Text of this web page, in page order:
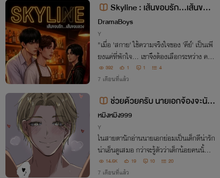
Skyline : เส้นขอบรัก...เส้นขอบ
ลวง
DramaBoys
Y
"เมื่อ 'สกาย' ใช้ความจริงใจของ 'คีย์' เป็นเพี
ยงแค่ที่พักใจ... เขาจึงต้องเลือกระหว่าง ควา
มจริงที่โหดร้าย หรือ ความรักที่ซื่อสัตย์ บนเ
ส้นขอบลวงที่เต็มไปด้วยรอยแผล... และคว
392 1 1 4
7 เดือนที่แล้ว
ช่วยด้วยครับ นายเอกจ้องจะนัว
ผม(ไกด์Xเซนติเนล)
หมิงหมิง999
Y
ในสายตานักอ่านนายเอกย่อมเป็นเด็กดีน่ารัก
น่าเอ็นดูเสมอ กว่าจะรู้ตัวว่าเด็กน้อยคนนั้นเป็
นหมาป่าก็ถูกกลืนลงท้องไปแล้วเรียบร้อย
14.6K 19 10 20
7 เดือนที่แล้ว